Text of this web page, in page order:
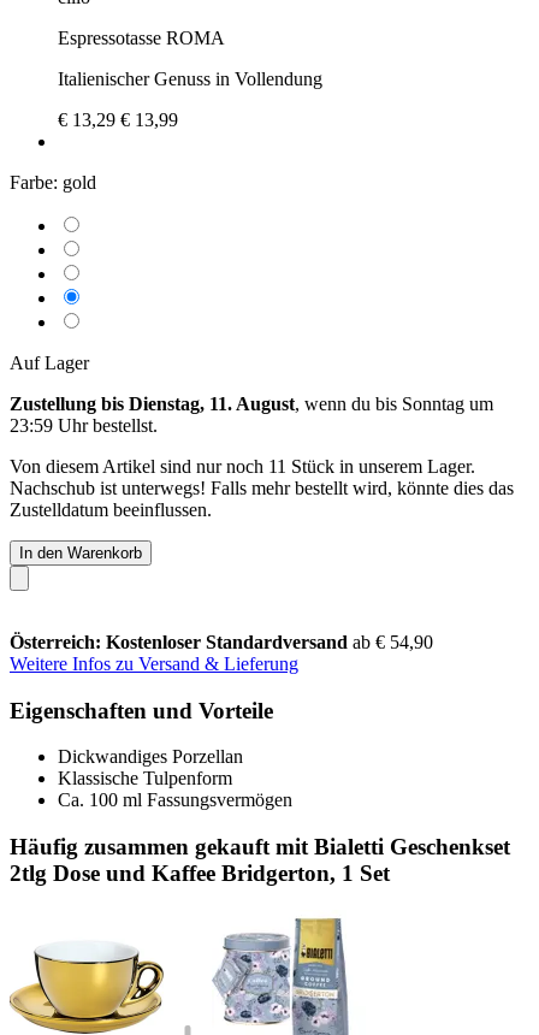
Espressotasse ROMA
Italienischer Genuss in Vollendung
€ 13,29 € 13,99
Farbe: gold
Auf Lager
Zustellung bis Dienstag, 11. August, wenn du bis Sonntag um
23:59 Uhrbestellst.
Von diesem Artikel sind nur noch 11 Stück in unserem Lager.
Nachschub ist unterwegs! Falls mehr bestellt wird, könnte dies das
Zustelldatum beeinflussen.
In den Warenkorb
Österreich: Kostenloser Standardversand ab € 54,90
Weitere Infos zu Versand & Lieferung
Eigenschaften und Vorteile
Dickwandiges Porzellan
Klassische Tulpenform
Ca. 100 ml Fassungsvermögen
Häufig zusammen gekauft mit Bialetti Geschenkset
2tlg Dose und Kaffee Bridgerton, 1 Set